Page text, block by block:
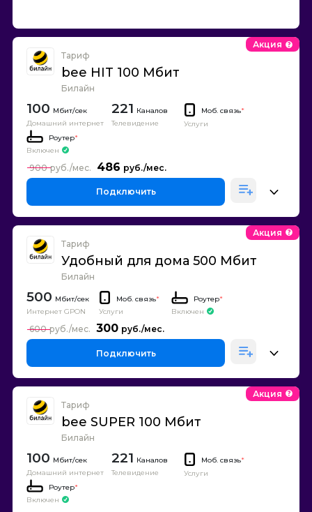
Тариф
bee HIT 100 Мбит
Билайн
Акция
100
Домашний интернет
221 Каналов
Телевидение
Моб. связь*
Услуги
Роутер*
Включен
486
900
Подключить
Тариф
Удобный для дома 500 Мбит
Билайн
Акция
500
Интернет GPON
Моб. связь*
Услуги
Роутер*
Включен
300
600
Подключить
Тариф
bee SUPER 100 Мбит
Билайн
Акция
100
Домашний интернет
221 Каналов
Телевидение
Моб. связь*
Услуги
Роутер*
Включен